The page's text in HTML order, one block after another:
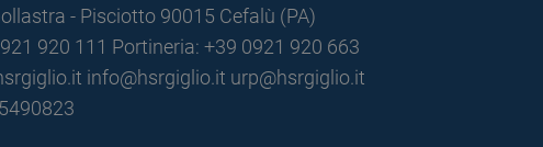
- Pisciotto 90015 Cefalù (PA)
920 111 Portineria: +39 0921 920 663
info@hsrgiglio.it urp@hsrgiglio.it